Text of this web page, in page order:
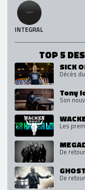
INTEGRAL
TOP 5
SICK
Décès
Tony
Son
Les
De
GHOST
De